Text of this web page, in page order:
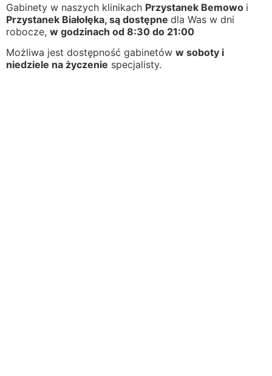
Gabinety w naszych klinikach Przystanek Bemowo i
Przystanek Białołęka, są dostępne dla Was w dni
robocze, w godzinach od 8:30 do 21:00
Możliwa jest dostępność gabinetów w soboty i
niedziele na życzenie specjalisty.